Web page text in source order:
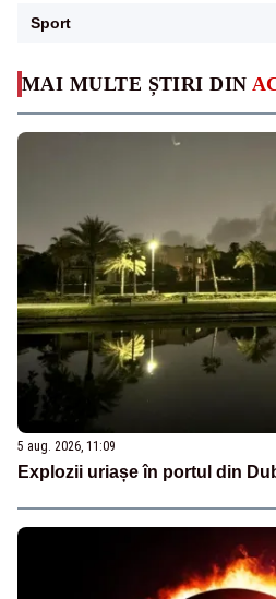
MAI MULTE ȘTIRI DIN
5 aug. 2026, 11:09
Explozii uriașe în portul din
Sport